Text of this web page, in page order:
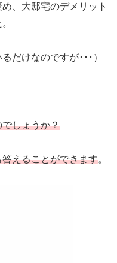
、大邸宅のデメリット
だけなのですが･･･）
しょうか？
えることができます。